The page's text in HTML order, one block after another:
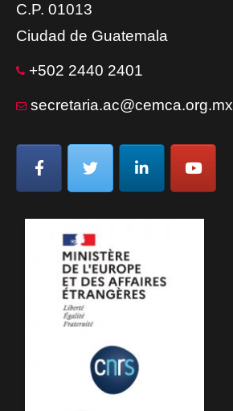
C.P. 01013
Ciudad de Guatemala
+502 2440 2401
secretaria.ac@cemca.org.mx